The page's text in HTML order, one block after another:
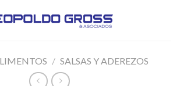
/ SALSAS Y ADEREZOS